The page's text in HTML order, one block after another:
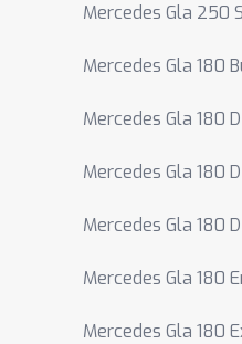
Mercedes Gla 250
Mercedes Gla 180
Mercedes Gla 180
Mercedes Gla 180
Mercedes Gla 180
Mercedes Gla 180
Mercedes Gla 180